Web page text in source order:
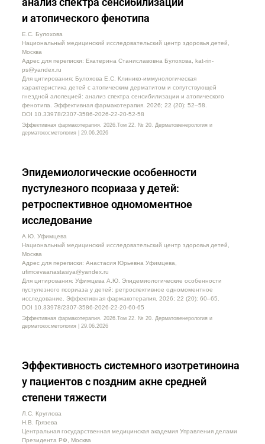
и атопического фенотипа
Е.С. Булохова
Национальный медицинский исследовательский центр здоровья детей,
Москва
Адрес для переписки: Екатерина Станиславовна Булохова, kat-rin-
ps@yandex.ru
Для цитирования: Булохова Е.С. Клинико-иммунологическая
характеристика детей с атопическим дерматитом и сопутствующей
гнездной алопецией: анализ спектра сенсибилизации и атопического
фенотипа. Эффективная фармакотерапия. 2026; 22 (20): 52–58.
DOI 10.33978/2307-3586-2026-22-20-52-58
Эффективная фармакотерапия. 2026.Том 22. № 20. Дерматовенерология и
дерматокосметология | 29.06.2026
Эпидемиологические особенности
пустулезного псориаза у детей:
ретроспективное одномоментное
исследование
А.Ю. Уфимцева
Национальный медицинский исследовательский центр здоровья детей,
Москва
Адрес для переписки: Анастасия Юрьевна Уфимцева,
ufimcevaanastasiya@yandex.ru
Для цитирования: Уфимцева А.Ю. Эпидемиологические особенности
пустулезного псориаза у детей: ретроспективное одномоментное
исследование. Эффективная фармакотерапия. 2026; 22 (20): 60–65.
DOI 10.33978/2307-3586-2026-22-20-60-65
Эффективная фармакотерапия. 2026.Том 22. № 20. Дерматовенерология и
дерматокосметология | 29.06.2026
Эффективность системного изотретиноина
у пациентов с поздним акне средней
степени тяжести
Л.С. Круглова
Н.В. Грязева
Центральная государственная медицинская академия Управления делами
Президента РФ, Москва